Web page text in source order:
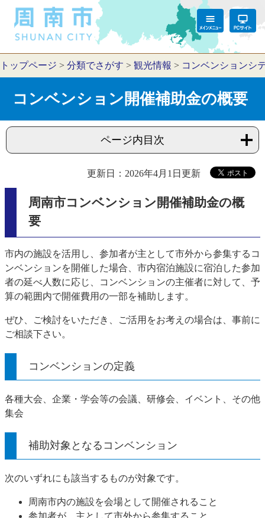
トップページ > 分類でさがす > 観光情報 > コンベンションシ
コンベンション開催補助金の概要
ページ内目次
更新日：2026年4月1日更新
周南市コンベンション開催補助金の概
要
市内の施設を活用し、参加者が主として市外から参集するコ
ンベンションを開催した場合、市内宿泊施設に宿泊した参加
者の延べ人数に応じ、コンベンションの主催者に対して、予
算の範囲内で開催費用の一部を補助します。
ぜひ、ご検討をいただき、ご活用をお考えの場合は、事前に
ご相談下さい。
コンベンションの定義
各種大会、企業・学会等の会議、研修会、イベント、その他
集会
補助対象となるコンベンション
次のいずれにも該当するものが対象です。
周南市内の施設を会場として開催されること
参加者が、主として市外から参集すること